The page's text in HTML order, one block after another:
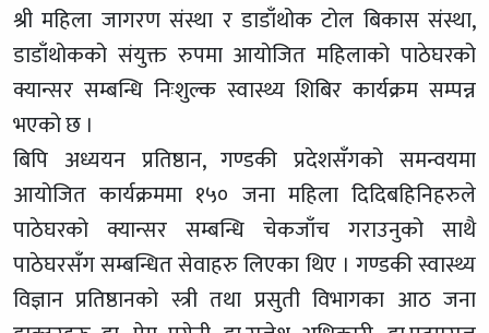
श्री महिला जागरण संस्था र डाडाँथोक टोल बिकास संस्था,
डाडाँथोकको संयुक्त रुपमा आयोजित महिलाको पाठेघरको
क्यान्सर सम्बन्धि निःशुल्क स्वास्थ्य शिबिर कार्यक्रम सम्पन्न
भएको छ ।
बिपि अध्ययन प्रतिष्ठान, गण्डकी प्रदेशसँगको समन्वयमा
आयोजित कार्यक्रममा १५० जना महिला दिदिबहिनिहरुले
पाठेघरको क्यान्सर सम्बन्धि चेकजाँच गराउनुको साथै
पाठेघरसँग सम्बन्धित सेवाहरु लिएका थिए । गण्डकी स्वास्थ्य
विज्ञान प्रतिष्ठानको स्त्री तथा प्रसुती विभागका आठ जना